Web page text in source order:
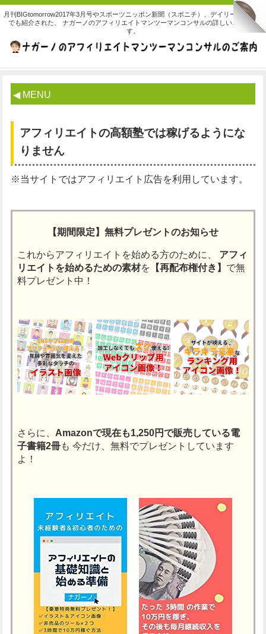
月刊BIGtomorrow2017年3月号やスポーツニッポン新聞（スポニチ）、デイリースポーツ
でも紹介された、 ナガーノのアフィリエイトマンツーマンコンサルの詳しいご案内で
す。
◀ MENU
アフィリエイトの高額塾では稼げるようにな
りません
※当サイトではアフィリエイト広告を利用しています。
【期間限定】無料プレゼントのお知らせ
これからアフィリエイトを始める方のために、
アフィ
リエイトを始めるための素材を 【再配布権付き】 で無
料プレゼント中！
さらに、 Amazonで現在も1,250円で販売している電
子書籍2冊も 今だけ、無料でプレゼントしています
よ！